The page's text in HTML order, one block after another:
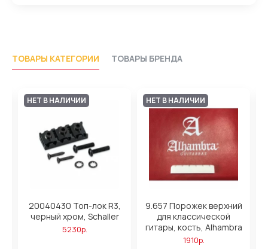
ТОВАРЫ КАТЕГОРИИ ТОВАРЫ БРЕНДА
НЕТ В НАЛИЧИИ
20040430 Топ-лок R3,
черный хром, Schaller
5230р.
НЕТ В НАЛИЧИИ
9.657 Порожек верхний
для классической
гитары, кость, Alhambra
1910р.